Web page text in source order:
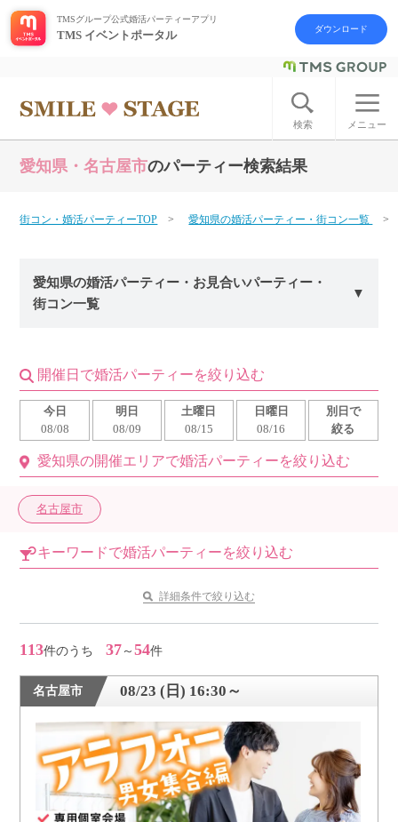
ログイン アカウント登録
はじめての方へ
今週の婚活パーティー
よくあるご質問
お問い合わせ
利用規約
個人情報保護方針launch
子どもの安全基準に関するポリシー
公式アカウントで最新情報を配信中！
PR
約1,300店の中から
おすすめの優良結婚相談所をご紹介
TMSグループ公式婚活パーティーアプリ
TMS イベントポータル ダウンロード
検索 メニュー
愛知県・名古屋市のパーティー検索結果
街コン・婚活パーティーTOP 愛知県の婚活パーティー・街コン一覧
愛知県の婚活パーティー・お見合いパーティー・
街コン一覧
開催日で婚活パーティーを絞り込む
今日
08/08
明日
08/09
土曜日
08/15
日曜日
08/16
別日で
絞る
愛知県の開催エリアで婚活パーティーを絞り込む
名古屋市
キーワードで婚活パーティーを絞り込む
詳細条件で絞り込む
113件のうち37 ～54件
名古屋市 08/23 (日) 16:30～